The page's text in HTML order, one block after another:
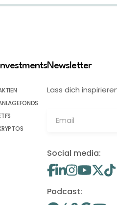
Newsletter
Lass dich
Social media:
Podcast: